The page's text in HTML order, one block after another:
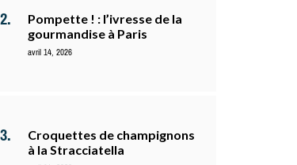
Pompette ! : l’ivresse de la
gourmandise à Paris
avril 14, 2026
Croquettes de champignons
à la Stracciatella